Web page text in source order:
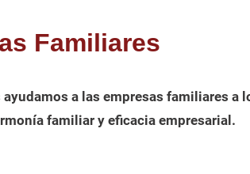
Familiares
a las empresas familiares a
familiar y eficacia empresarial.